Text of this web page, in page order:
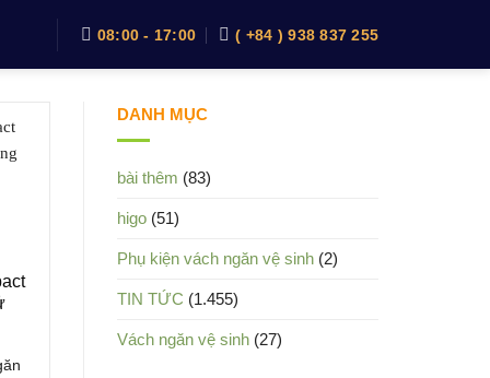
08:00 - 17:00 ( +84 ) 938 837 255
DANH MỤC
bài thêm (83)
higo (51)
Phụ kiện vách ngăn vệ sinh (2)
TIN TỨC (1.455)
Vách ngăn vệ sinh (27)